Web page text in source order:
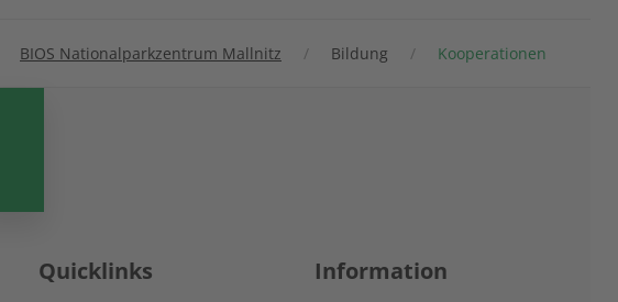
BIOS Nationalparkzentrum Mallnitz Bildung Kooperationen
Quicklinks Information